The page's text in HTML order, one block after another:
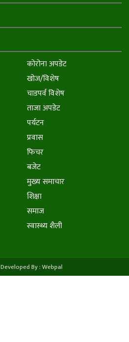
कोरोना अपडेट
खोज/विशेष
चाडपर्व विशेष
ताजा अपडेट
पर्यटन
प्रवास
फिचर
बजेट
मुख्य समाचार
शिक्षा
समाज
स्वास्थ्य शैली
Developed By : Webpal